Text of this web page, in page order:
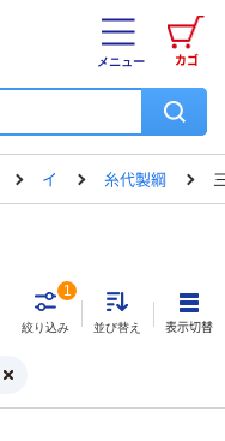
カゴ
メニュー
イ 糸代製綱
絞り込み
1
並び替え 表示切替